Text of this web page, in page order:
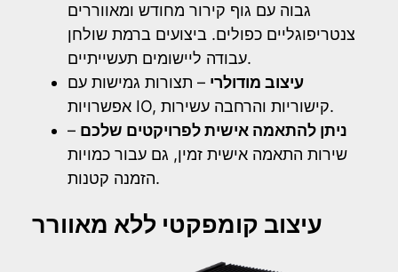
גבוה עם גוף קירור מחודש ומאווררים
צנטריפוגליים כפולים. ביצועים ברמת שולחן
עבודה ליישומים תעשייתיים.
עיצוב מודולרי – תצורות גמישות עם
אפשרויות IO, קישוריות והרחבה עשירות.
ניתן להתאמה אישית לפרויקטים שלכם –
שירות התאמה אישית זמין, גם עבור כמויות
הזמנה קטנות.
עיצוב קומפקטי ללא מאוורר